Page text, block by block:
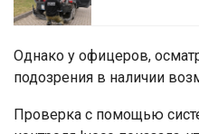
Однако у офицеров,
подозрения в наличии
Проверка с помощью